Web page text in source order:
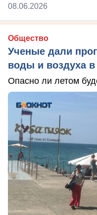
08.06.2026
Общество
Ученые дали
воды и воздуха
Опасно ли летом